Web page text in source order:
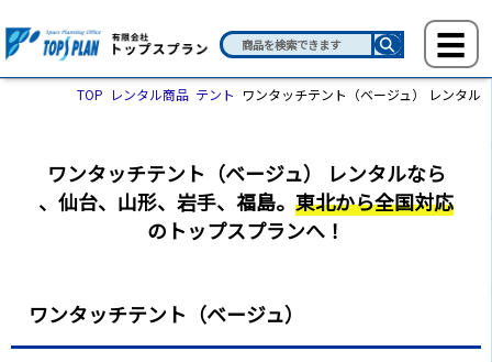
TOP レンタル商品 テント ワンタッチテント（ベージュ） レンタル
ワンタッチテント（ベージュ） レンタルなら
、 仙台、山形、岩手、福島。 東北から全国対応
のトップスプランへ！
ワンタッチテント（ベージュ）